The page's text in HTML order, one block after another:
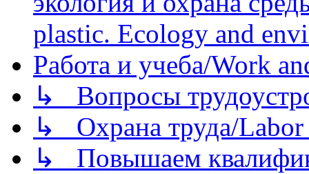
plastic. Ecology and
Работа и учеба/Work
↳ Вопросы
↳ Охрана труда/Labor
↳ Повышаем